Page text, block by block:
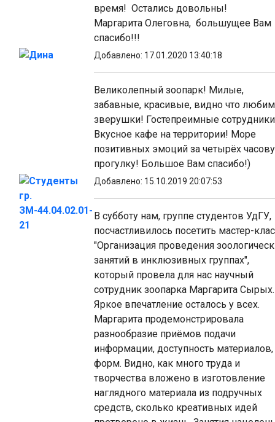
время! Остались довольны!
Маргарита Олеговна, большущее Вам
спасибо!!!
Дина
Добавлено: 17.01.2020 13:40:18
Великолепный зоопарк! Милые,
забавные, красивые, видно что
зверушки! Гостепреимные
Вкусное кафе на территории! Море
позитивных эмоций за четырёх
прогулку! Большое Вам спасибо!)
Студенты
гр.
ЗМ-44.04.02.01-
21
Добавлено: 15.10.2019 20:07:53
В субботу нам, группе студентов УдГУ,
посчастливилось посетить мастер-
"Организация проведения
занятий в инклюзивных группах",
который провела для нас научный
сотрудник зоопарка Маргарита Сырых.
Яркое впечатление осталось у всех.
Маргарита продемонстрировала
разнообразие приёмов подачи
информации, доступность материалов,
форм. Видно, как много труда и
творчества вложено в изготовление
наглядного материала из подручных
средств, сколько креативных идей